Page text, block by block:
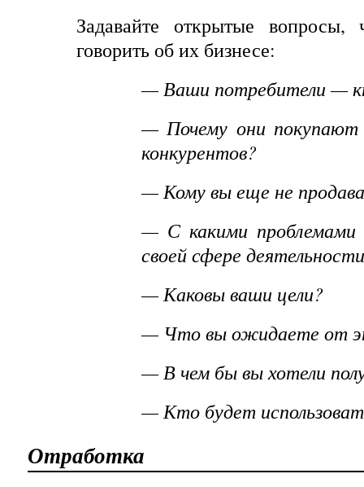
Задавайте открытые вопросы,
говорить об их бизнесе:
— Ваши потребители —
— Почему они
конкурентов?
— Кому вы еще не
— С какими проблемами
своей сфере
— Каковы ваши цели?
— Что вы ожидаете от
— В чем бы вы хотели
— Кто будет
Отработка